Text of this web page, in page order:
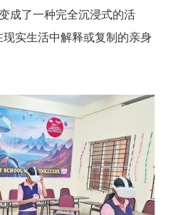
成了一种完全沉浸式的活
实生活中解释或复制的亲身